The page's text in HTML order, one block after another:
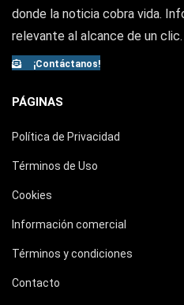
donde la noticia cobra vida.
relevante al alcance de un clic.
¡Contáctanos!
PÁGINAS
Política de Privacidad
Términos de Uso
Cookies
Información comercial
Términos y condiciones
Contacto